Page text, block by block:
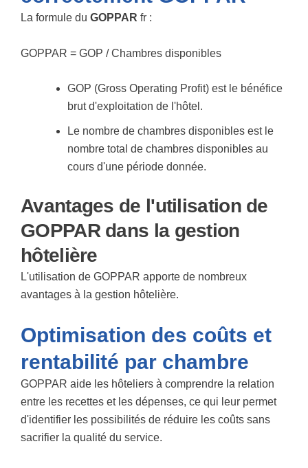
La formule du GOPPAR fr :
GOPPAR = GOP / Chambres disponibles
GOP (Gross Operating Profit) est le bénéfice
brut d'exploitation de l'hôtel.
Le nombre de chambres disponibles est le
nombre total de chambres disponibles au
cours d'une période donnée.
Avantages de l'utilisation de
GOPPAR dans la gestion
hôtelière
L'utilisation de GOPPAR apporte de nombreux
avantages à la gestion hôtelière.
Optimisation des coûts et
rentabilité par chambre
GOPPAR aide les hôteliers à comprendre la relation
entre les recettes et les dépenses, ce qui leur permet
d'identifier les possibilités de réduire les coûts sans
sacrifier la qualité du service.